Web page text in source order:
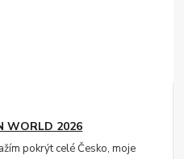
WORLD 2026
pokrýt celé Česko, moje